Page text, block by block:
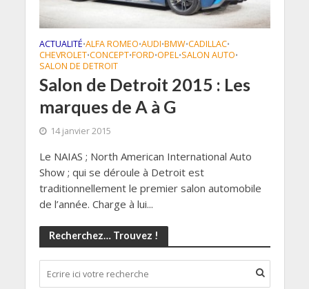
ACTUALITÉ•ALFA ROMEO•AUDI•BMW•CADILLAC•
CHEVROLET•CONCEPT•FORD•OPEL•SALON AUTO•
SALON DE DETROIT
Salon de Detroit 2015 : Les
marques de A à G
14 janvier 2015
Le NAIAS ; North American International Auto
Show ; qui se déroule à Detroit est
traditionnellement le premier salon automobile
de l’année. Charge à lui...
Recherchez… Trouvez !